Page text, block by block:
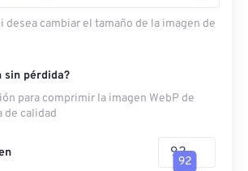
desea cambiar el tamaño de la imagen de
sin pérdida?
para comprimir la imagen WebP de
de calidad
92